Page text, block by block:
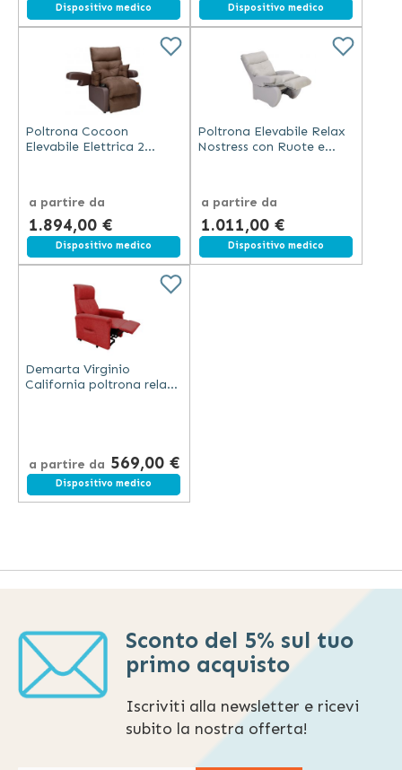
Spedizione gratuita
Dispositivo medico Spedizione gratuita
Dispositivo medico
Poltrona Cocoon
Elevabile Elettrica 2
a partire da
1.894,00 €
Spedizione gratuita
Dispositivo medico
Poltrona Elevabile Relax
Nostress con Ruote e
a partire da
1.011,00 €
Spedizione gratuita
Dispositivo medico
Demarta Virginio
California poltrona relax
a partire da 569,00 €
Spedizione gratuita
Dispositivo medico
Sconto del 5% sul tuo
primo acquisto
Iscriviti alla newsletter e ricevi
subito la nostra offerta!